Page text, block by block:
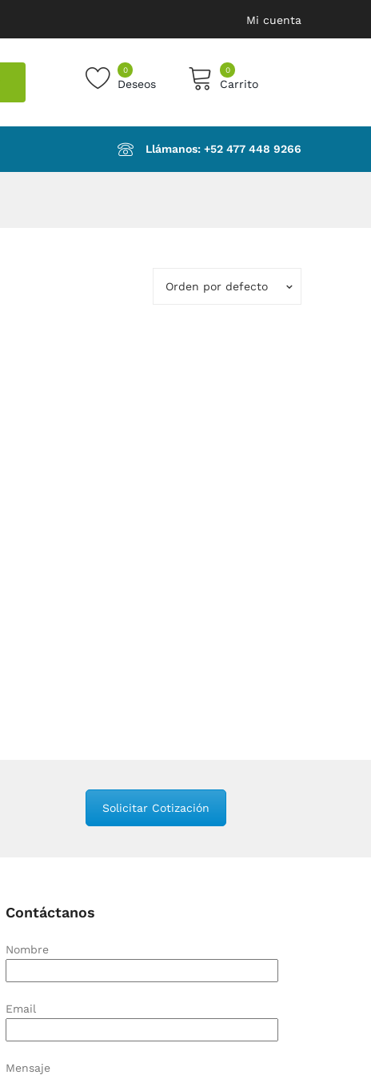
Mi cuenta
0
Deseos
0
Carrito
No products in the cart.
Llámanos: ‪+52 477 448 9266‬
Orden por defecto
Solicitar Cotización
Contáctanos
Nombre
Email
Mensaje